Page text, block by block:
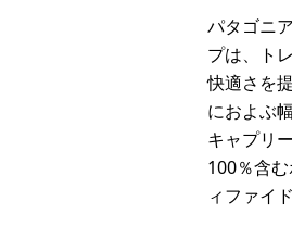
パタゴニ
プは、ト
快適さを
におよぶ
キャプリ
100％含
ィファイ